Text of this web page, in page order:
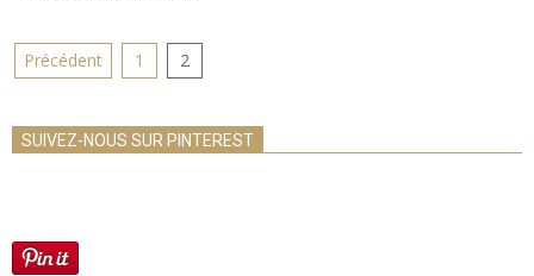
PAGINATION
PUBLICATIONS
Précédent 1 2
SUIVEZ-NOUS SUR PINTEREST